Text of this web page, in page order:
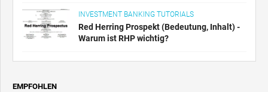
INVESTMENT BANKING TUTORIALS
Red Herring Prospekt (Bedeutung, Inhalt) -
Warum ist RHP wichtig?
EMPFOHLEN